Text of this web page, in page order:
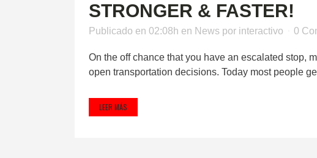
STRONGER & FASTER!
Publicado en 02:08h en News por interactivo 0
On the off chance that you have an escalated stop,
open transportation decisions. Today most people
LEER MÁS